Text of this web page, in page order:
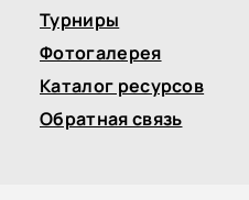
Турниры
Фотогалерея
Каталог ресурсов
Обратная связь